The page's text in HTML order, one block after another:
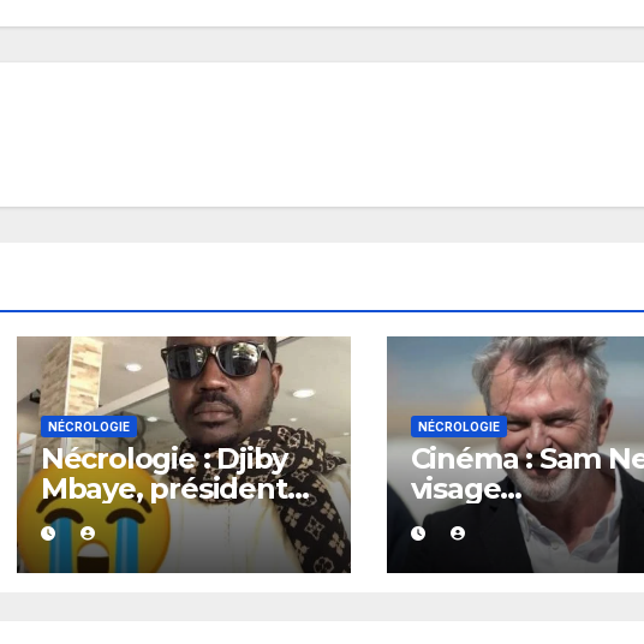
NÉCROLOGIE
Nécrologie : Djiby
Mbaye, président
du Collectif des ex-
détenus politiques,
est décédé,
NÉCROLOGIE
Cinéma : Sam
visage
emblématique
Jurassic Park »,
sa révérence à